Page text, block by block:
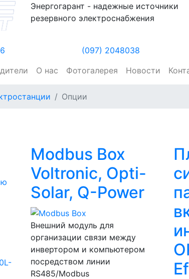
Энергогарант - надежные источники
резервного электроснабжения
(097) 2048038
О нас Фотогалерея Новости
Опции
Modbus Box
Voltronic, Opti-
Solar, Q-Power
Внешний модуль для
организации связи между
инвертором и компьютером
посредством линии
RS485/Modbus